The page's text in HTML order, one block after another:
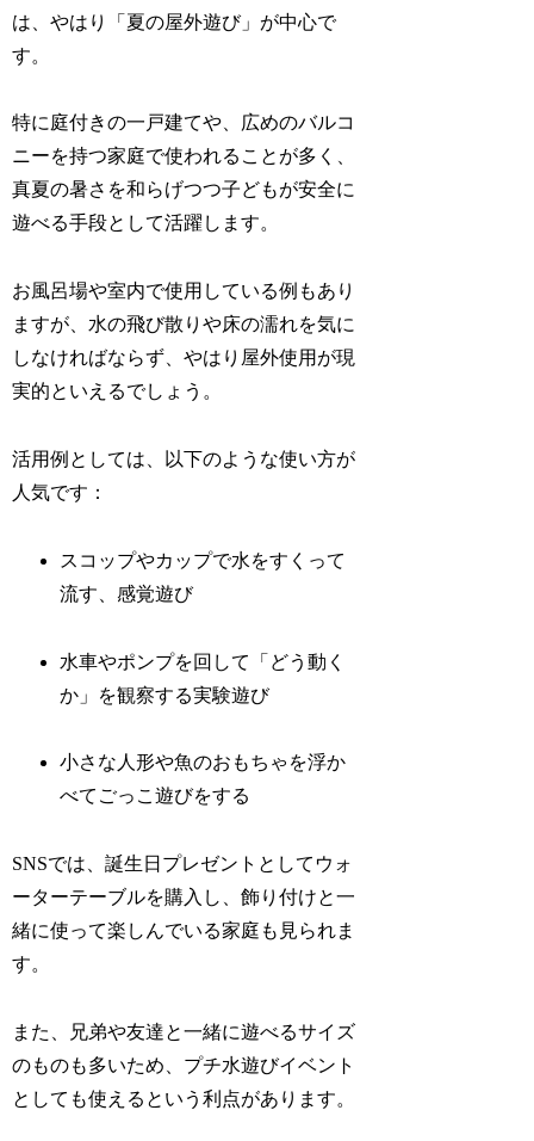
は、やはり「夏の屋外遊び」が中心で
す。
特に庭付きの一戸建てや、広めのバルコ
ニーを持つ家庭で使われることが多く、
真夏の暑さを和らげつつ子どもが安全に
遊べる手段として活躍します。
お風呂場や室内で使用している例もあり
ますが、水の飛び散りや床の濡れを気に
しなければならず、やはり屋外使用が現
実的といえるでしょう。
活用例としては、以下のような使い方が
人気です：
スコップやカップで水をすくって
流す、感覚遊び
水車やポンプを回して「どう動く
か」を観察する実験遊び
小さな人形や魚のおもちゃを浮か
べてごっこ遊びをする
SNSでは、誕生日プレゼントとしてウォ
ーターテーブルを購入し、飾り付けと一
緒に使って楽しんでいる家庭も見られま
す。
また、兄弟や友達と一緒に遊べるサイズ
のものも多いため、プチ水遊びイベント
としても使えるという利点があります。